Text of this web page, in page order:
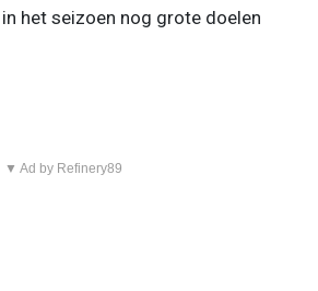
het seizoen nog grote doelen
▼ Ad by Refinery89